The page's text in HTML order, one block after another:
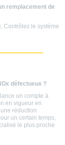
remplacement de
Contrôlez le système
défectueux ?
un compte à
en vigueur en
réduction
un certain temps,
le plus proche